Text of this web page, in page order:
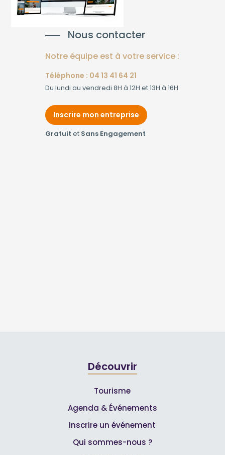
Nous contacter
Notre équipe est à votre service :
Téléphone : 04 13 41 64 21
Du lundi au vendredi 8H à 12H et 13H à 16H
Inscrire mon entreprise
Gratuit et Sans Engagement
Découvrir
Tourisme
Agenda & Événements
Inscrire un événement
Qui sommes-nous ?